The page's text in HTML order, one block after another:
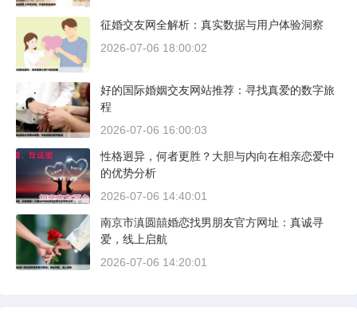
征婚交友网全解析：真实数据与用户体验洞察
2026-07-06 18:00:02
好的国际婚姻交友网站推荐：寻找真爱的数字旅
程
2026-07-06 16:00:03
性格迥异，何者更胜？大胆与内向在相亲恋爱中
的优势分析
2026-07-06 14:40:01
南京市滇圆囍婚恋找男朋友官方网址：真诚寻
爱，线上启航
2026-07-06 14:20:01